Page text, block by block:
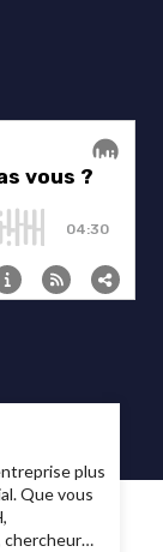
plus
Que vous
chercheur…